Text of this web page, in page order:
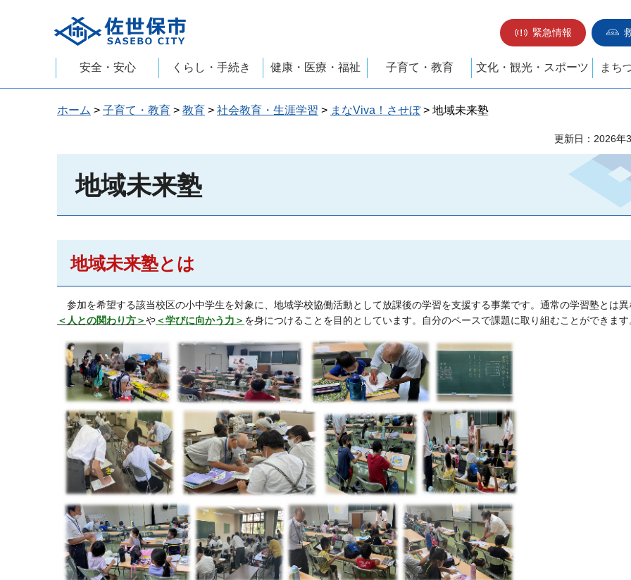
佐世保市
緊急情報
安全・安心 くらし・手続き 健康・医療・福祉 子育て・教育 文化・観光・スポーツ まち
ホーム > 子育て・教育 > 教育 > 社会教育・生涯学習 > まなViva！させぼ> 地域未来塾
更新日：2026年
地域未来塾
地域未来塾とは
参加を希望する該当校区の小中学生を対象に、地域学校協働活動として放課後の学習を支援する事業です。通常の学習塾とは
＜人との関わり方＞や＜学びに向かう力＞ を身につけることを目的としています。自分のペースで課題に取り組むことができます